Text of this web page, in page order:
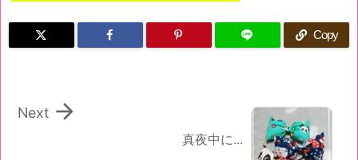
Copy
真夜中に...

Next